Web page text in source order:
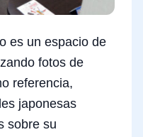
es un espacio de
fotos de
referencia,
japonesas
sobre su